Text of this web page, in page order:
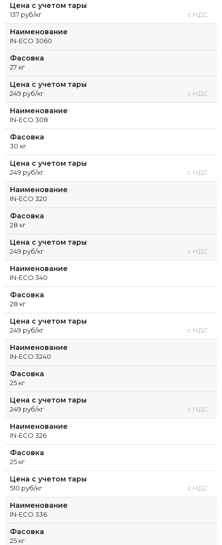
Цена с учетом тары
137 руб/кг с НДС
Наименование
IN-ECO 3060
Фасовка
27 кг
Цена с учетом тары
249 руб/кг с НДС
Наименование
IN-ECO 308
Фасовка
30 кг
Цена с учетом тары
249 руб/кг с НДС
Наименование
IN-ECO 320
Фасовка
28 кг
Цена с учетом тары
249 руб/кг с НДС
Наименование
IN-ECO 340
Фасовка
28 кг
Цена с учетом тары
249 руб/кг с НДС
Наименование
IN-ECO 3240
Фасовка
25 кг
Цена с учетом тары
249 руб/кг с НДС
Наименование
IN-ECO 326
Фасовка
25 кг
Цена с учетом тары
510 руб/кг с НДС
Наименование
IN-ECO 336
Фасовка
25 кг